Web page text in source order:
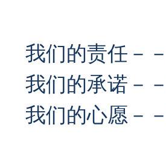
我们的责任－
我们的承诺－
我们的心愿－